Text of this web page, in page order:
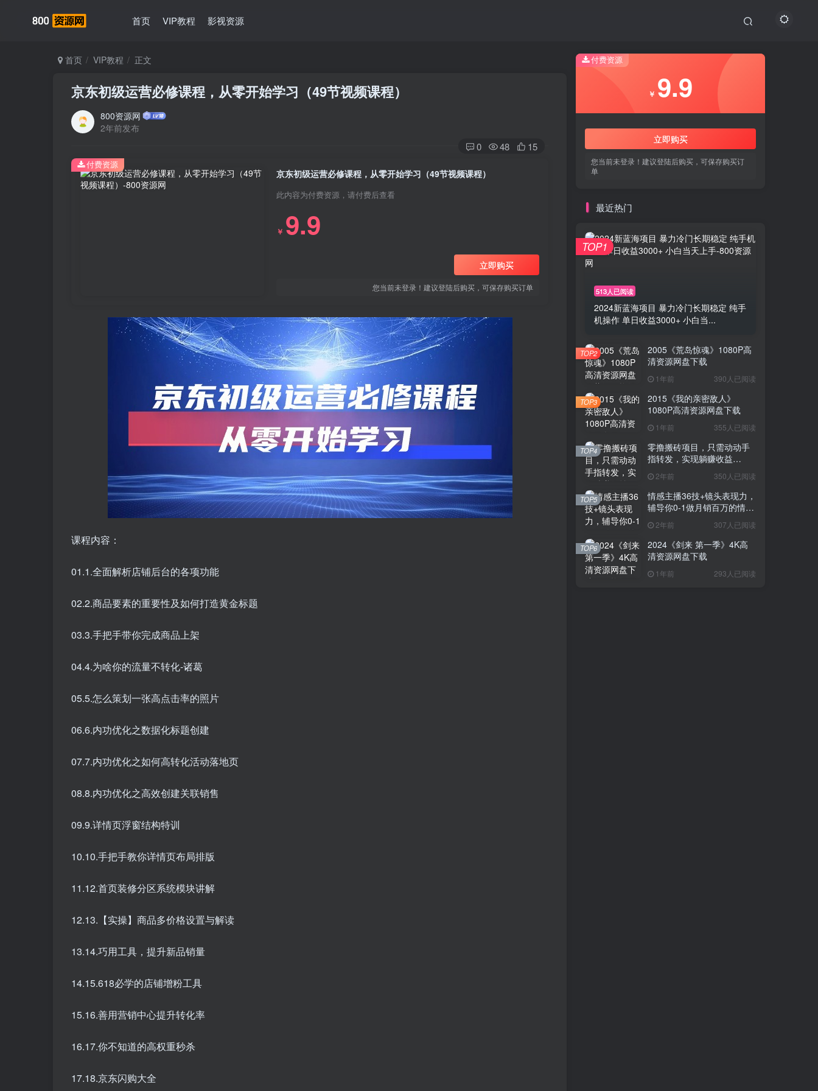
首页 VIP教程 影视资源
首页 VIP教程 正文
京东初级运营必修课程，从零开始学习（49节视频课程）
800资源网
2年前发布
0 48 15
京东初级运营必修课程，从零开始学习（49节视频课程）
此内容为付费资源，请付费后查看
￥ 9.9
立即购买
您当前未登录！建议登陆后购买，可保存购买订单
付费资源
课程内容：
01.1.全面解析店铺后台的各项功能
02.2.商品要素的重要性及如何打造黄金标题
03.3.手把手带你完成商品上架
04.4.为啥你的流量不转化-诸葛
05.5.怎么策划一张高点击率的照片
06.6.内功优化之数据化标题创建
07.7.内功优化之如何高转化活动落地页
08.8.内功优化之高效创建关联销售
09.9.详情页浮窗结构特训
10.10.手把手教你详情页布局排版
11.12.首页装修分区系统模块讲解
12.13.【实操】商品多价格设置与解读
13.14.巧用工具，提升新品销量
14.15.618必学的店铺增粉工具
15.16.善用营销中心提升转化率
16.17.你不知道的高权重秒杀
17.18.京东闪购大全
付费资源
￥ 9.9
立即购买
您当前未登录！建议登陆后购买，可保存购买订
单
最近热门
513人已阅读
2024新蓝海项目 暴力冷门长期稳定 纯手
机操作 单日收益3000+ 小白当...
TOP1
2005《荒岛惊魂》1080P高
清资源网盘下载
1年前 390人已阅读
TOP2
2015《我的亲密敌人》
1080P高清资源网盘下载
1年前 355人已阅读
TOP3
零撸搬砖项目，只需动动手
指转发，实现躺赚收益
2年前 350人已阅读
TOP4
情感主播36技+镜头表现力，
辅导你0-1做月销百万的情感
2年前 307人已阅读
TOP5
2024《剑来 第一季》4K高
清资源网盘下载
1年前 293人已阅读
TOP6